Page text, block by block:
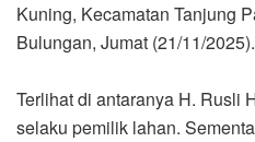
Kuning, Kecamatan Tanjung
Bulungan, Jumat (21/11/2025).
Terlihat di antaranya H. Rusli
selaku pemilik lahan.